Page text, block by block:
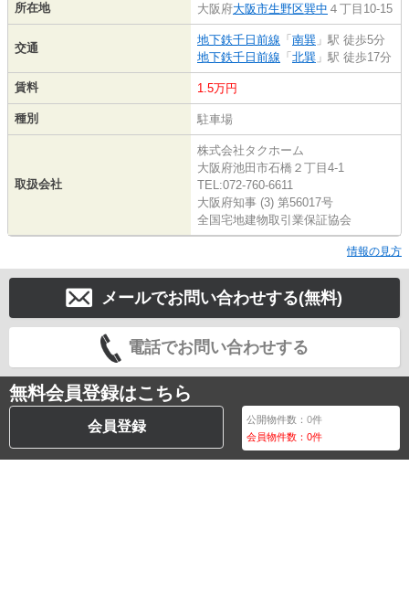
所在地 大阪府大阪市生野区巽中 ４丁目10-15
交通
地下鉄千日前線 「 南巽 」駅 徒歩5分
地下鉄千日前線 「 北巽 」駅 徒歩17分
賃料 1.5万円
種別 駐車場
取扱会社
株式会社タクホーム
大阪府池田市石橋２丁目4-1
TEL:072-760-6611
大阪府知事 (3) 第56017号
全国宅地建物取引業保証協会
情報の見方
メールでお問い合わせする(無料)
電話でお問い合わせする
無料会員登録はこちら
会員登録 公開物件数：0件
会員物件数：0件